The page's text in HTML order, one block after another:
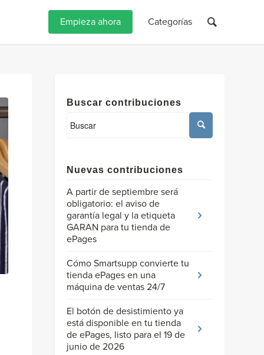
Empieza ahora Categorías
Buscar contribuciones
Nuevas contribuciones
A partir de septiembre será
obligatorio: el aviso de
garantía legal y la etiqueta
GARAN para tu tienda de
ePages
Cómo Smartsupp convierte tu
tienda ePages en una
máquina de ventas 24/7
El botón de desistimiento ya
está disponible en tu tienda
de ePages, listo para el 19 de
junio de 2026